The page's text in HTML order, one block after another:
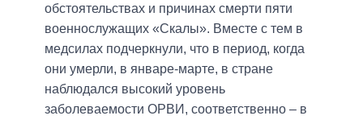
обстоятельствах и причинах смерти пяти
военнослужащих «Скалы». Вместе с тем в
медсилах подчеркнули, что в период, когда
они умерли, в январе-марте, в стране
наблюдался высокий уровень
заболеваемости ОРВИ, соответственно – в